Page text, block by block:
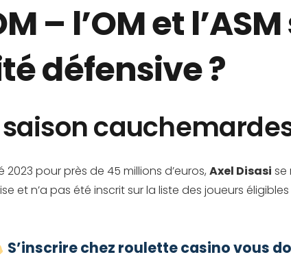
– l’OM et
défensive ?
2023 pour près de 45 millions d’euros, Axel Disasi se
et n’a pas été inscrit sur la liste des joueurs
S’inscrire chez roulette casino vous